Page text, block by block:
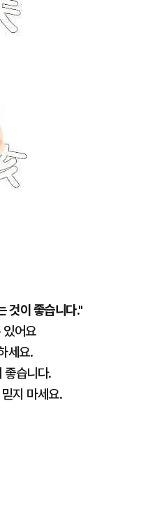
것이 좋습니다."
어요
세요.
습니다.
지 마세요.